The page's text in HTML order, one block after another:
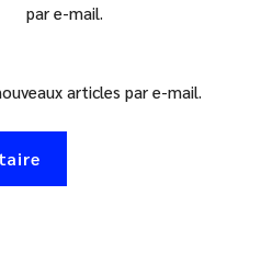
par e-mail.
articles par e-mail.